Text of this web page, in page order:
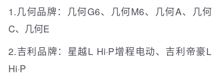
1.几何品牌：几何G6、几何M6、几何A、几何
C、几何E
2.吉利品牌：星越L Hi·P增程电动、吉利帝豪L
Hi·P